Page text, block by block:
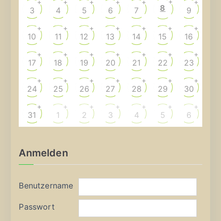
3
+
4
+
5
+
6
+
7
+
8 9
+
10
+
11
+
12
+
13
+
14
+
15
+
16
+
17
+
18
+
19
+
20
+
21
+
22
+
23
+
24
+
25
+
26
+
27
+
28
+
29
+
30
+
31
+
1
+
2
+
3
+
4
+
5
+
6
+
Anmelden
Benutzername
Passwort